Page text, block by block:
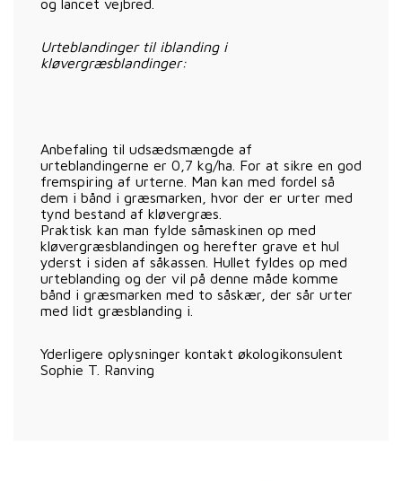
og lancet vejbred.
Urteblandinger til iblanding i
kløvergræsblandinger:
Anbefaling til udsædsmængde af
urteblandingerne er 0,7 kg/ha. For at sikre en god
fremspiring af urterne. Man kan med fordel så
dem i bånd i græsmarken, hvor der er urter med
tynd bestand af kløvergræs.
Praktisk kan man fylde såmaskinen op med
kløvergræsblandingen og herefter grave et hul
yderst i siden af såkassen. Hullet fyldes op med
urteblanding og der vil på denne måde komme
bånd i græsmarken med to såskær, der sår urter
med lidt græsblanding i.
Yderligere oplysninger kontakt økologikonsulent
Sophie T. Ranving